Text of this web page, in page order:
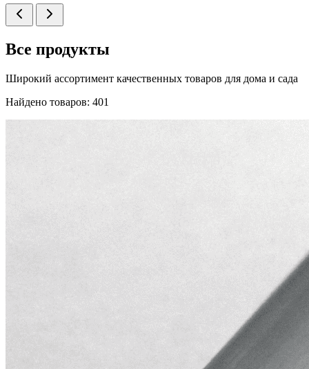
Все продукты
Широкий ассортимент качественных товаров для дома и сада
Найдено товаров: 401